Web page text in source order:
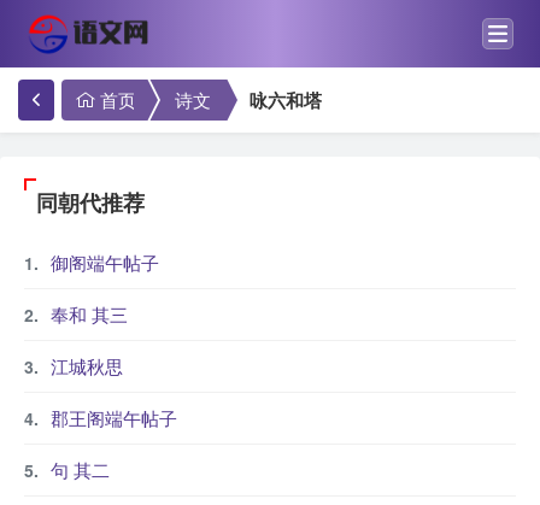
首页 诗文 咏六和塔
同朝代推荐
御阁端午帖子
奉和 其三
江城秋思
郡王阁端午帖子
句 其二